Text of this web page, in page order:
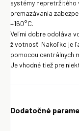
systémy nepretržitého
premazávania
+160°C.
Veľmi dobre odoláva
životnosť. Nakoľko je
pomocou centrálnych
Je vhodné tiež pre
Dodatočné